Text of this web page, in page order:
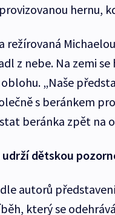
hernu,
režírovaná
z nebe. Na zemi
oblohu. „Naše
s beránkem
beránka zpět na
udrží dětskou
autorů
který se